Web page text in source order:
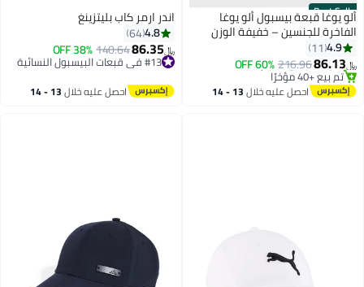
Best Seller
ألو يوغا قبعة بيسبول ألو يوغا
الفاخرة للجنسين – خفيفة الوزن
وقابلة للتعديل مع قماش قابل
للتهوية، قبعة رياضية كاجوال
بواقي شمس منحني، لون أخضر
سيج
4.9
11
﷼‏86.13
216.96
60% OFF
#4 في قبعات البيسبول النسائية
أقل سعر في 7 يوم
تم بيع +40 مؤخرًا
احصل عليه خلال 13 - 14
5
اندر ارمر كاب بليتزينغ
4.8
64
﷼‏86.35
140.64
38% OFF #13 في قبعات البيسبول النسائية
تم بيع +20 مؤخرًا
احصل عليه خلال 13 - 14